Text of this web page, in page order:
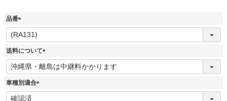
品番
(
必
須
送料について
(
必
車種別適合
(